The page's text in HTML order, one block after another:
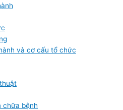
và cơ cấu tổ chức
chữa bệnh